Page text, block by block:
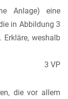
Anlage) eine
in Abbildung 3
Erkläre, weshalb
3 VP
die vor allem